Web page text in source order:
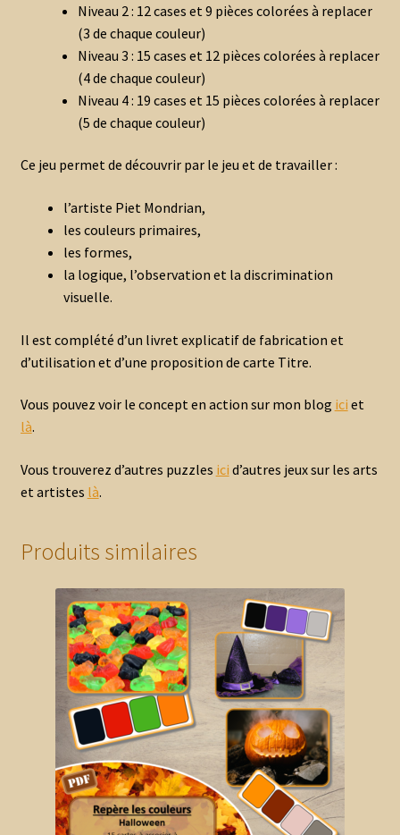
Niveau 2 : 12 cases et 9 pièces colorées à replacer
(3 de chaque couleur)
Niveau 3 : 15 cases et 12 pièces colorées à replacer
(4 de chaque couleur)
Niveau 4 : 19 cases et 15 pièces colorées à replacer
(5 de chaque couleur)
Ce jeu permet de découvrir par le jeu et de travailler :
l’artiste Piet Mondrian,
les couleurs primaires,
les formes,
la logique, l’observation et la discrimination
visuelle.
Il est complété d’un livret explicatif de fabrication et
d’utilisation et d’une proposition de carte Titre.
Vous pouvez voir le concept en action sur mon blog ici et
là.
Vous trouverez d’autres puzzles ici d’autres jeux sur les arts
et artistes là.
Produits similaires